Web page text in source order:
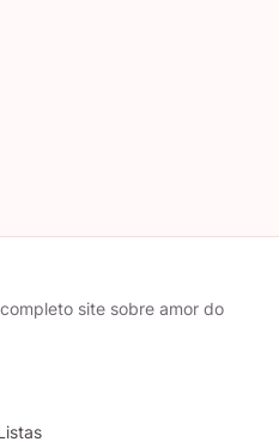
site sobre amor do